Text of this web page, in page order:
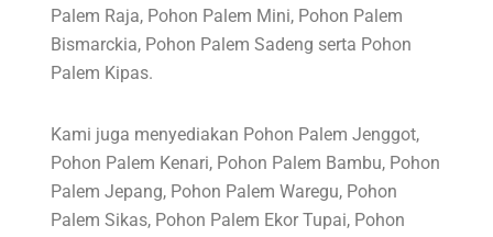
Palem Raja, Pohon Palem Mini, Pohon Palem
Bismarckia, Pohon Palem Sadeng serta Pohon
Palem Kipas.
Kami juga menyediakan Pohon Palem Jenggot,
Pohon Palem Kenari, Pohon Palem Bambu, Pohon
Palem Jepang, Pohon Palem Waregu, Pohon
Palem Sikas, Pohon Palem Ekor Tupai, Pohon